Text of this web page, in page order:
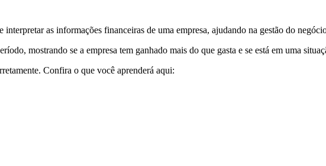
as informações financeiras de uma empresa, ajudando na gestão do
mostrando se a empresa tem ganhado mais do que gasta e se está em uma
Confira o que você aprenderá aqui: